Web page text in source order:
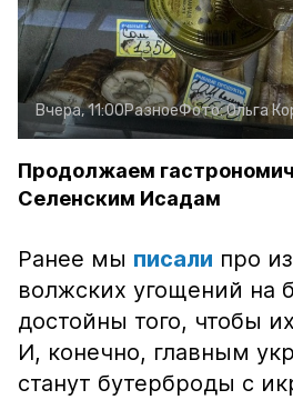
Вчера, 11:00РазноеФото:Ольга
Продолжаем
Селенским Исадам
Ранее мы писали про
волжских угощений на
достойны того, чтобы
И, конечно, главным
станут бутерброды с